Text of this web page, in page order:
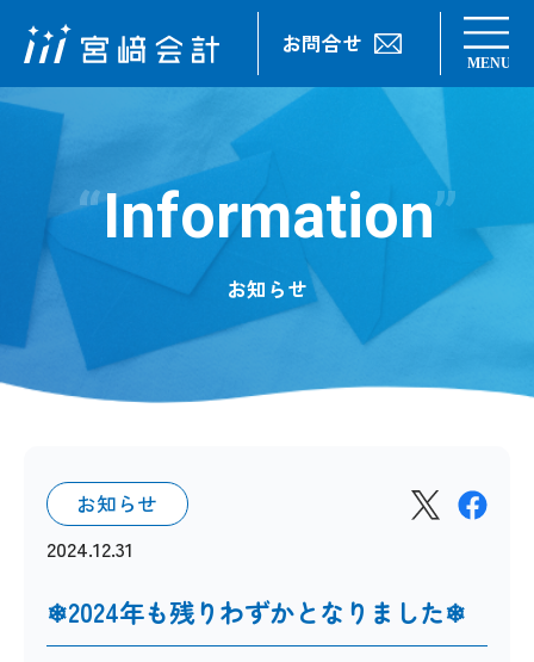
お問合せ
Information
お知らせ
2024.12.31
お知らせ
❄2024年も残りわずかとなりました❄